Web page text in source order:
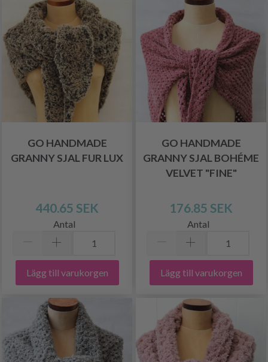
GO HANDMADE
GRANNY SJAL FUR LUX
440.65 SEK
Antal
Lägg till varukorgen
GO HANDMADE
GRANNY SJAL BOHÉME
VELVET "FINE"
176.85 SEK
Antal
Lägg till varukorgen